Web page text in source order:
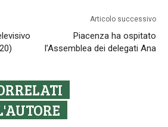
Articolo successivo
Piacenza ha ospitato
l’Assemblea dei delegati Ana